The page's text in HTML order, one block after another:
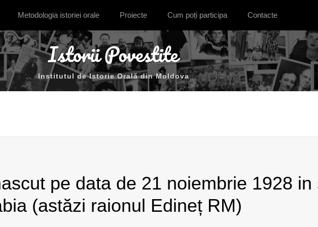
Metodologia istoriei orale Proiecte Cum poți participa Contacte
Institutul de Istorie Orală din Moldova
pe data de 21 noiembrie 1928 in
(astăzi raionul Edineț RM)